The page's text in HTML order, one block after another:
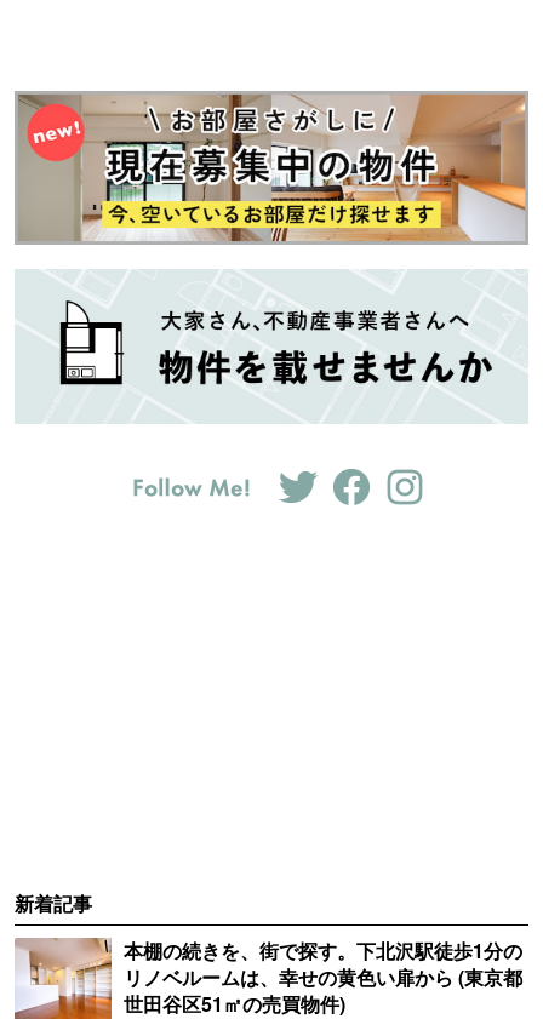
新着記事
本棚の続きを、街で探す。下北沢駅徒歩1分の
リノベルームは、幸せの黄色い扉から (東京都
世田谷区51㎡の売買物件)